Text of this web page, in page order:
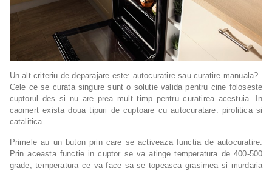
Un alt criteriu de deparajare este: autocuratire sau curatire manuala?
Cele ce se curata singure sunt o solutie valida pentru cine foloseste
cuptorul des si nu are prea mult timp pentru curatirea acestuia. In
caomert exista doua tipuri de cuptoare cu autocuratare: pirolitica si
catalitica.
Primele au un buton prin care se activeaza functia de autocuratire.
Prin aceasta functie in cuptor se va atinge temperatura de 400-500
grade, temperatura ce va face sa se topeasca grasimea si murdaria